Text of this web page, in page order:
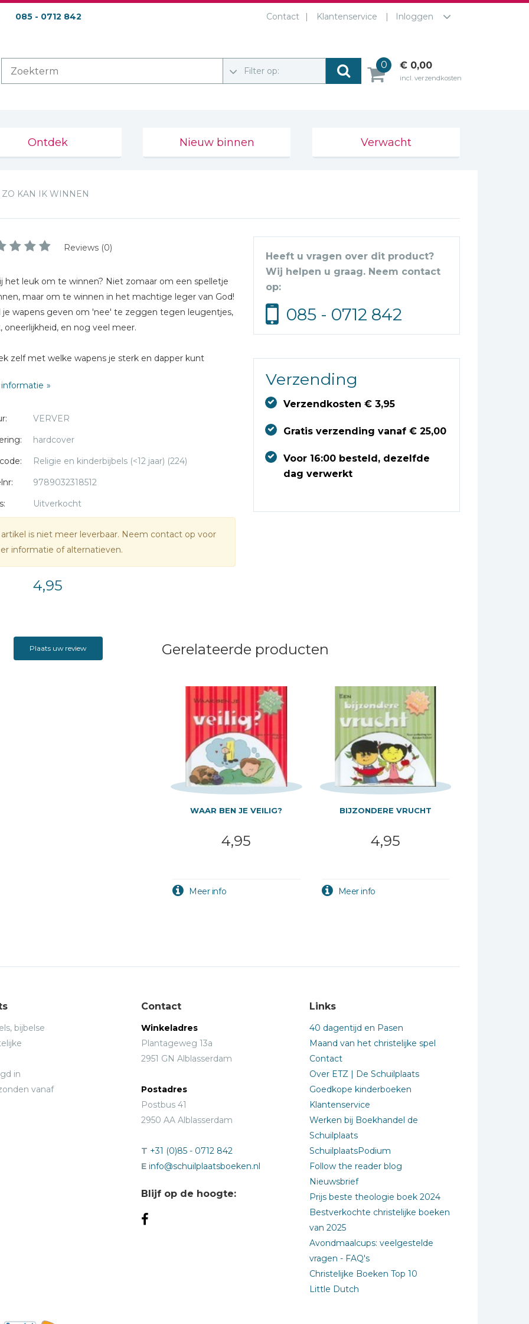
085 - 0712 842 Contact Klantenservice Inloggen
Filter op:
0 € 0,00
incl. verzendkosten
Ontdek Nieuw binnen Verwacht
ZO KAN IK WINNEN
Reviews (0)
het leuk om te winnen? Niet zomaar om een spelletje
maar om te winnen in het machtige leger van God!
je wapens geven om 'nee' te zeggen tegen leugentjes,
oneerlijkheid, en nog veel meer.
zelf met welke wapens je sterk en dapper kunt
het af en toe ingewikkeld om bepaalde bijbelse
duidelijk te maken aan je kind? 'WAT IK KAN
tot leven brengt voor jonge kinderen. Achter in het
staan gespreksvragen om met het hele gezin over na
VERVER
hardcover
Religie en kinderbijbels (<12 jaar) (224)
9789032318512
Uitverkocht
is niet meer leverbaar. Neem contact op voor
informatie of alternatieven.
4,95
Heeft u vragen over dit product?
Wij helpen u graag. Neem contact
op:
085 - 0712 842
Verzending
Verzendkosten € 3,95
Gratis verzending vanaf € 25,00
Voor 16:00 besteld, dezelfde
dag verwerkt
Plaats uw review Gerelateerde producten
WAAR BEN JE VEILIG?
4,95
BIJZONDERE VRUCHT
4,95
bijbelse
in
vanaf
Contact
Winkeladres
Plantageweg 13a
2951 GN Alblasserdam
Postadres
Postbus 41
2950 AA Alblasserdam
T +31 (0)85 - 0712 842
E info@schuilplaatsboeken.nl
Blijf op de hoogte:
Links
40 dagentijd en Pasen
Maand van het christelijke spel
Contact
Over ETZ | De Schuilplaats
Goedkope kinderboeken
Klantenservice
Werken bij Boekhandel de
Schuilplaats
SchuilplaatsPodium
Follow the reader blog
Nieuwsbrief
Prijs beste theologie boek 2024
Bestverkochte christelijke boeken
van 2025
Avondmaalcups: veelgestelde
vragen - FAQ's
Christelijke Boeken Top 10
Little Dutch